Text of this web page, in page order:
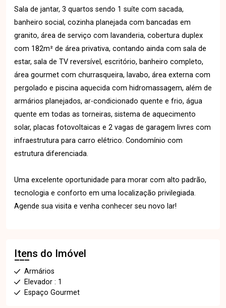
Sala de jantar, 3 quartos sendo 1 suíte com sacada,
banheiro social, cozinha planejada com bancadas em
granito, área de serviço com lavanderia, cobertura duplex
com 182m² de área privativa, contando ainda com sala de
estar, sala de TV reversível, escritório, banheiro completo,
área gourmet com churrasqueira, lavabo, área externa com
pergolado e piscina aquecida com hidromassagem, além de
armários planejados, ar-condicionado quente e frio, água
quente em todas as torneiras, sistema de aquecimento
solar, placas fotovoltaicas e 2 vagas de garagem livres com
infraestrutura para carro elétrico. Condomínio com
estrutura diferenciada.
Uma excelente oportunidade para morar com alto padrão,
tecnologia e conforto em uma localização privilegiada.
Agende sua visita e venha conhecer seu novo lar!
Itens do Imóvel
Armários
Elevador : 1
Espaço Gourmet